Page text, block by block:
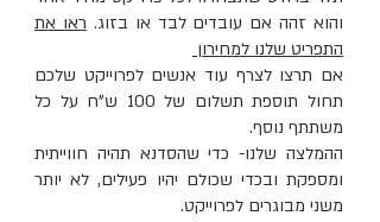
והוא זהה אם עובדים לבד או בזוג. ראו את
התפריט שלנו למחירון
אם תרצו לצרף עוד אנשים לפרוייקט שלכם
תחול תוספת תשלום של 100 ש"ח על כל
משתתף נוסף.
ההמלצה שלנו- כדי שהסדנא תהיה חווייתית
ומספקת ובכדי שכולם יהיו פעילים, לא יותר
משני מבוגרים לפרוייקט.